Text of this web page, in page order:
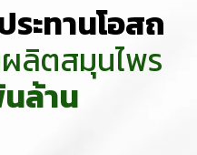
ระทานโอสถ
ผลิตสมุนไพร
นล้าน